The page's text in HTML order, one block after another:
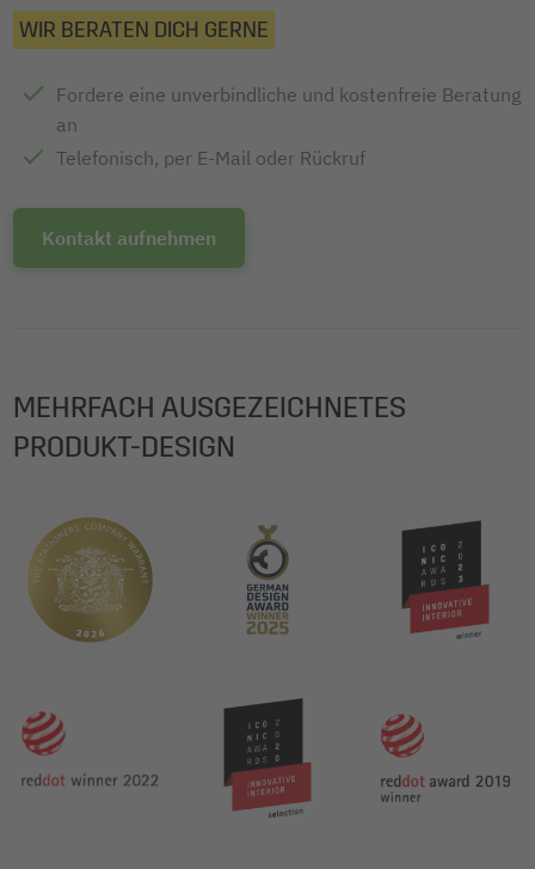
WIR BERATEN DICH GERNE
Fordere eine unverbindliche und kostenfreie Beratung
an
Telefonisch, per E-Mail oder Rückruf
Kontakt aufnehmen
MEHRFACH AUSGEZEICHNETES
PRODUKT-DESIGN